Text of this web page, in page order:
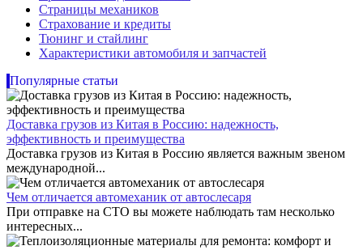
Страницы механиков
Страхование и кредиты
Тюнинг и стайлинг
Характеристики автомобиля и запчастей
Популярные статьи
Доставка грузов из Китая в Россию: надежность,
эффективность и преимущества
Доставка грузов из Китая в Россию является важным звеном
международной...
Чем отличается автомеханик от автослесаря
При отправке на СТО вы можете наблюдать там несколько
интересных...